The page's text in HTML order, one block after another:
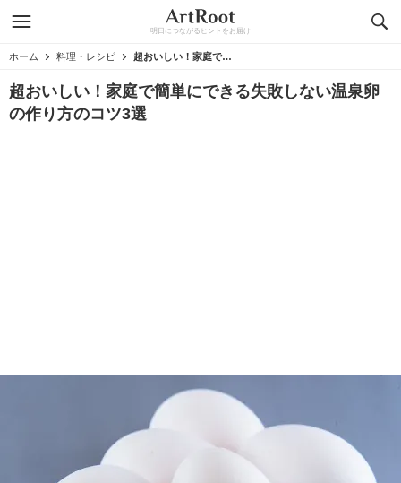
明日につながるヒントをお届け
ホーム 料理・レシピ 超おいしい！家庭で簡単にできる失敗しない温泉卵の作り方のコツ3選
超おいしい！家庭で簡単にできる失敗しない温泉卵
の作り方のコツ3選